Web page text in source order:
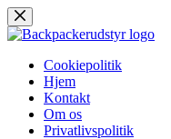
Skip
to
Cookiepolitik
Hjem
Kontakt
Om os
Privatlivspolitik